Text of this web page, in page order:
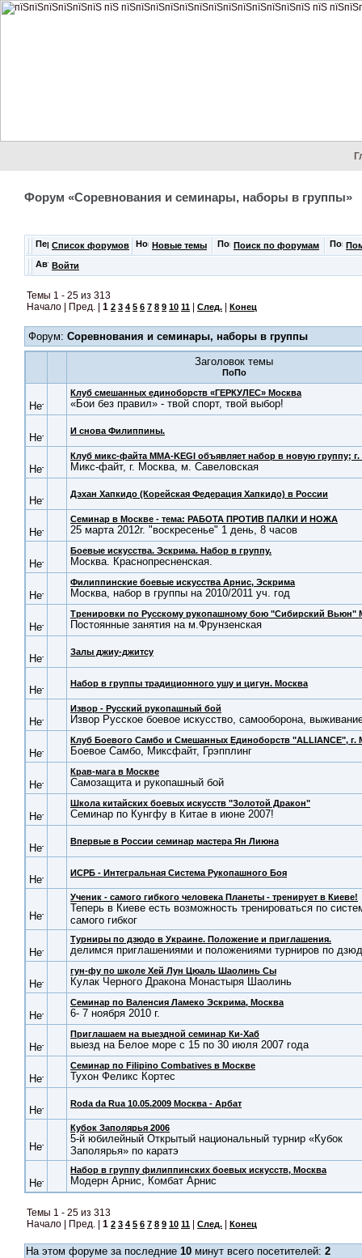
Форум «Соревнования и семинары, наборы в группы»
Список форумов Новые темы Поиск по форумам
Войти
Темы 1 - 25 из 313
Начало | Пред. | 1 2 3 4 5 6 7 8 9 10 11 След. Конец
Форум: Соревнования и семинары, наборы в группы
Заголовок темы
Клуб смешанных единоборств «ГЕРКУЛЕС» Москва
«Бои без правил» - твой спорт, твой выбор!
И снова Филиппины.
Клуб микс-файта MMA-KEGI объявляет набор в новую группу;
Микс-файт, г. Москва, м. Савеловская
Дэхан Хапкидо (Корейская Федерация Хапкидо) в России
Семинар в Москве - тема: РАБОТА ПРОТИВ ПАЛКИ И НОЖА
25 марта 2012г. "воскресенье" 1 день, 8 часов
Боевые искусства. Эскрима. Набор в группу.
Москва. Краснопресненская.
Филиппинские боевые искусства Арнис, Эскрима
Москва, набор в группы на 2010/2011 уч. год
Тренировки по Русскому рукопашному бою "Сибирский Вьюн"
Постоянные занятия на м.Фрунзенская
Залы джиу-джитсу
Набор в группы традиционного ушу и цигун. Москва
Извор - Русский рукопашный бой
Извор Русское боевое искусство, самооборона,
Клуб Боевого Самбо и Смешанных Единоборств "ALLIANCE", г.
Боевое Самбо, Миксфайт, Грэпплинг
Крав-мага в Москве
Самозащита и рукопашный бой
Школа китайских боевых искусств "Золотой Дракон"
Семинар по Кунгфу в Китае в июне 2007!
Впервые в России семинар мастера Ян Лиюна
ИСРБ - Интегральная Система Рукопашного Боя
Ученик - самого гибкого человека Планеты - тренирует в Киеве!
Теперь в Киеве есть возможность тренироваться по
самого гибког
Турниры по дзюдо в Украине. Положение и приглашения.
делимся приглашениями и положениями турниров по
гун-фу по школе Хей Лун Цюаль Шаолинь Сы
Кулак Черного Дракона Монастыря Шаолинь
Семинар по Валенсия Ламеко Эскрима, Москва
6- 7 ноября 2010 г.
Приглашаем на выездной семинар Ки-Хаб
выезд на Белое море с 15 по 30 июля 2007 года
Семинар по Filipino Combatives в Москве
Тухон Феликс Кортес
Roda da Rua 10.05.2009 Москва - Арбат
Кубок Заполярья 2006
5-й юбилейный Открытый национальный турнир «Кубок
Заполярья» по каратэ
Набор в группу филиппинских боевых искусств, Москва
Модерн Арнис, Комбат Арнис
Темы 1 - 25 из 313
Начало | Пред. | 1 2 3 4 5 6 7 8 9 10 11 След. Конец
На этом форуме за последние 10 минут всего посетителей: 2